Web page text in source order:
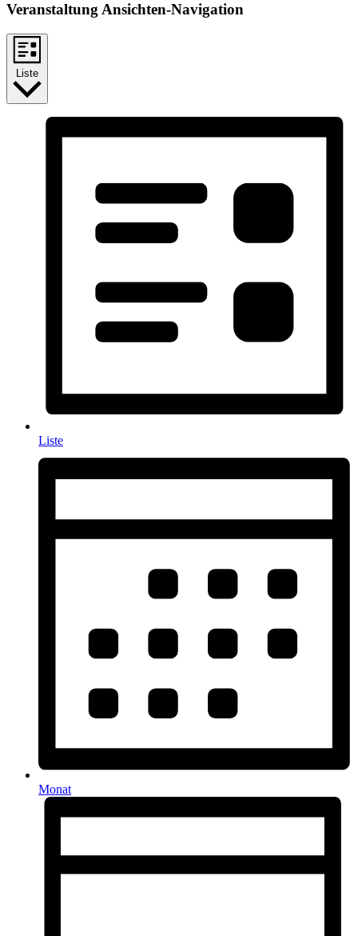
Veranstaltung Ansichten-Navigation
Liste
Liste
Monat